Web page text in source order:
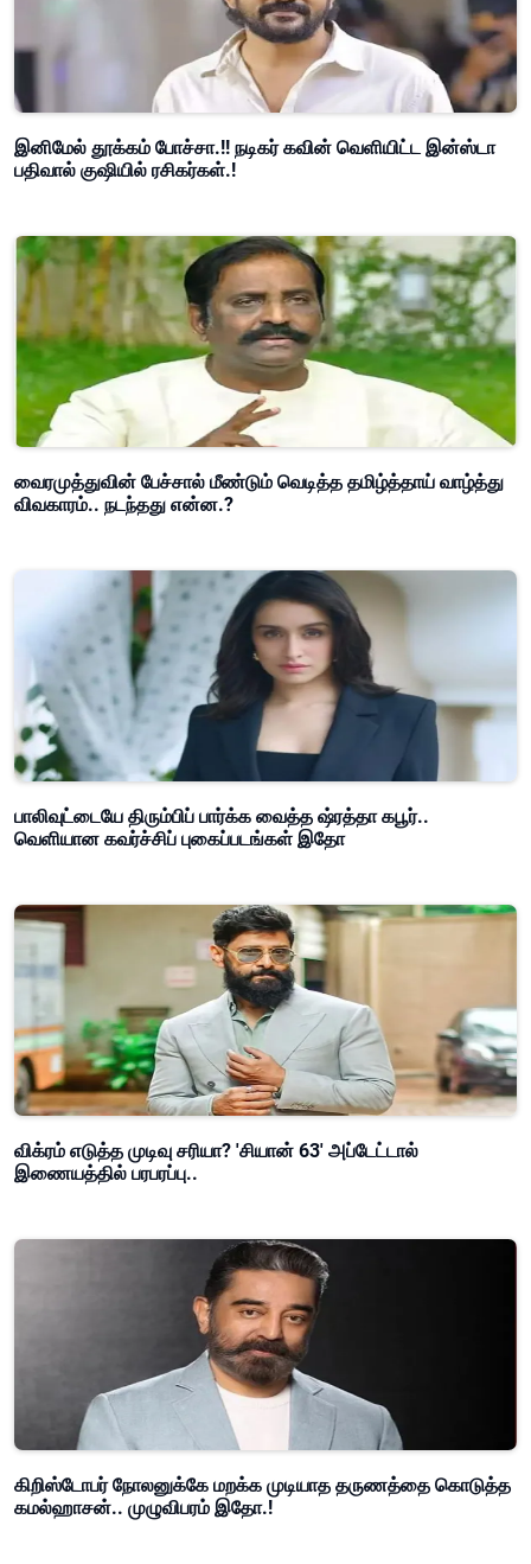
இனிமேல் தூக்கம் போச்சா.!! நடிகர் கவின் வெளியிட்ட இன்ஸ்டா
பதிவால் குஷியில் ரசிகர்கள்.!
வைரமுத்துவின் பேச்சால் மீண்டும் வெடித்த தமிழ்த்தாய் வாழ்த்து
விவகாரம்.. நடந்தது என்ன.?
பாலிவுட்டையே திரும்பிப் பார்க்க வைத்த ஷ்ரத்தா கபூர்..
வெளியான கவர்ச்சிப் புகைப்படங்கள் இதோ
விக்ரம் எடுத்த முடிவு சரியா? 'சியான் 63' அப்டேட்டால்
இணையத்தில் பரபரப்பு..
கிறிஸ்டோபர் நோலனுக்கே மறக்க முடியாத தருணத்தை கொடுத்த
கமல்ஹாசன்.. முழுவிபரம் இதோ.!